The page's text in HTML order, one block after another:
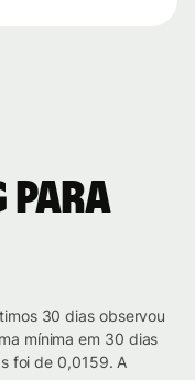
para
30 dias observou
mínima em 30 dias
foi de 0,0159. A